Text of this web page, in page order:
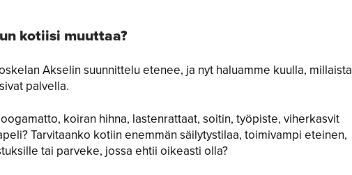
kotiisi muuttaa?
Akselin suunnittelu etenee, ja nyt haluamme kuulla, millaista
palvella.
koiran hihna, lastenrattaat, soitin, työpiste, viherkasvit
Tarvitaanko kotiin enemmän säilytystilaa, toimivampi eteinen,
tai parveke, jossa ehtii oikeasti olla?